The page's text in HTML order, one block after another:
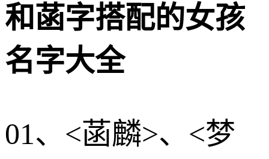
和菡字搭配的女孩
名字大全
01、<菡麟>、<梦